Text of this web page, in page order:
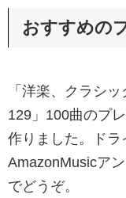
おすすめの
「洋楽、クラシ
129」100曲のプ
作りました。ドラ
AmazonMusicア
でどうぞ。